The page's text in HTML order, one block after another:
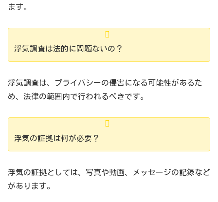
ます。
浮気調査は法的に問題ないの？
浮気調査は、プライバシーの侵害になる可能性があるた
め、法律の範囲内で行われるべきです。
浮気の証拠は何が必要？
浮気の証拠としては、写真や動画、メッセージの記録など
があります。